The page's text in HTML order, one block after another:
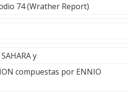
74 (Wrather Report)
y
compuestas por ENNIO